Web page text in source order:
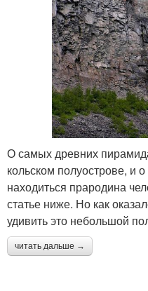
О самых древних
кольском полуострове, и
находиться прародина
статье ниже. Но как
удивить это небольшой
читать дальше →